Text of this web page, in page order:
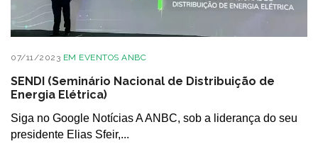
07/11/2023 EM EVENTOS ANBC
SENDI (Seminário Nacional de Distribuição de
Energia Elétrica)
Siga no Google Notícias A ANBC, sob a liderança do seu
presidente Elias Sfeir,...